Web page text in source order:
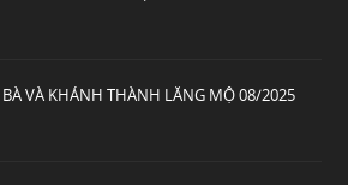
BÀ VÀ KHÁNH THÀNH LĂNG MỘ 08/2025